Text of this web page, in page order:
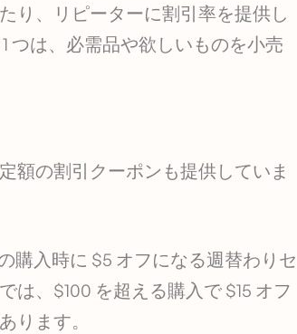
り、リピーターに割引率を提供し
つは、必需品や欲しいものを小売
額の割引クーポンも提供していま
購入時に $5 オフになる週替わりセ
、$100 を超える購入で $15 オフ
ります。